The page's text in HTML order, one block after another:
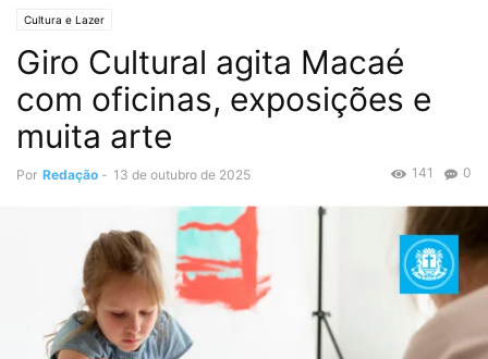
Cultura e Lazer
Giro Cultural agita Macaé
com oficinas, exposições e
muita arte
Por Redação - 13 de outubro de 2025 0
141